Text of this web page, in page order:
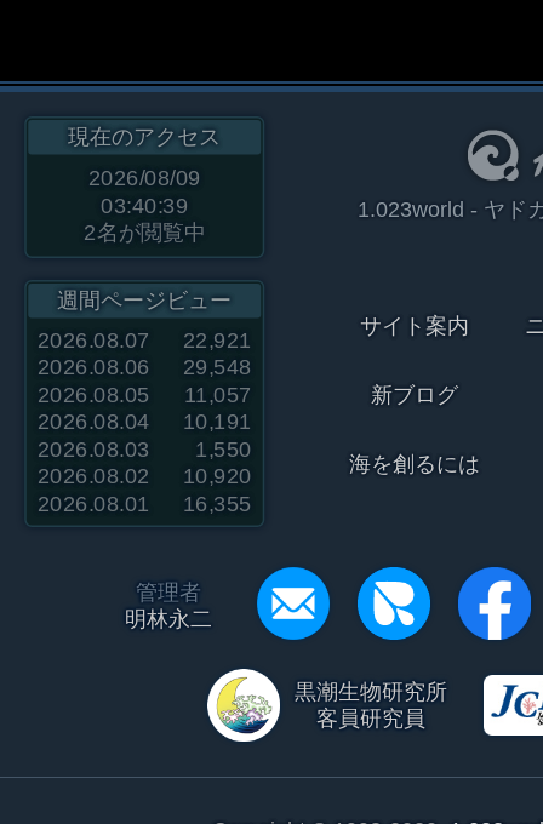
現在のアクセス
2026/08/09
03:40:39
2名が閲覧中
週間ページビュー
2026.08.07
22,921
2026.08.06
29,548
2026.08.05
11,057
2026.08.04
10,191
2026.08.03
1,550
2026.08.02
10,920
2026.08.01
16,355
1.023world - ヤド
サイト案内
新ブログ
海を創るには
管理者
明林永二
黒潮生物研究所
客員研究員